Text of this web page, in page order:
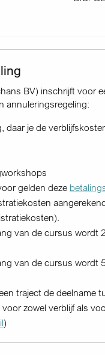
BV) inschrijft voor
annuleringsregeling:
daar je de
gelden deze
van de cursus wordt
van de cursus wordt
traject de deelname
zowel verblijf als
)